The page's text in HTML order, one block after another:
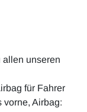
allen unseren
für Fahrer
vorne, Airbag: